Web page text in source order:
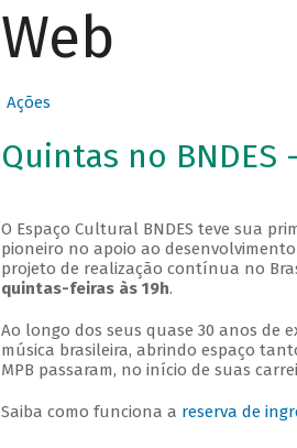
Web
Ações
Quintas no BNDES
O Espaço Cultural BNDES teve sua
pioneiro no apoio ao
projeto de realização contínua no
quintas-feiras às 19h.
Ao longo dos seus quase 30 anos de
música brasileira, abrindo espaço
MPB passaram, no início de suas
Saiba como funciona a reserva de